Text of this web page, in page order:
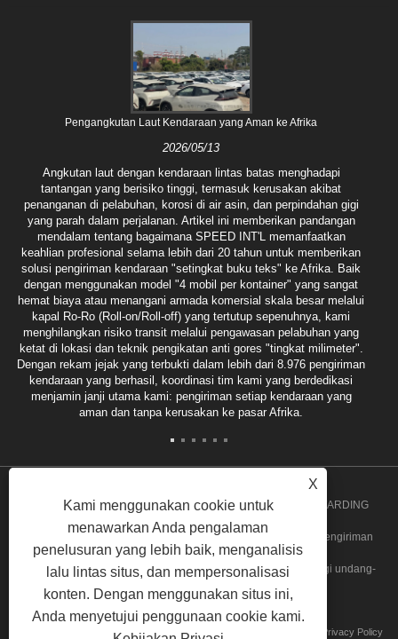
Pengangkutan Laut Kendaraan yang Aman ke Afrika
2026/05/13
Angkutan laut dengan kendaraan lintas batas menghadapi
tantangan yang berisiko tinggi, termasuk kerusakan akibat
penanganan di pelabuhan, korosi di air asin, dan perpindahan gigi
yang parah dalam perjalanan. Artikel ini memberikan pandangan
mendalam tentang bagaimana SPEED INT'L memanfaatkan
keahlian profesional selama lebih dari 20 tahun untuk memberikan
solusi pengiriman kendaraan "setingkat buku teks" ke Afrika. Baik
dengan menggunakan model "4 mobil per kontainer" yang sangat
hemat biaya atau menangani armada komersial skala besar melalui
kapal Ro-Ro (Roll-on/Roll-off) yang tertutup sepenuhnya, kami
menghilangkan risiko transit melalui pengawasan pelabuhan yang
ketat di lokasi dan teknik pengikatan anti gores "tingkat milimeter".
Dengan rekam jejak yang terbukti dalam lebih dari 8.976 pengiriman
kendaraan yang berhasil, koordinasi tim kami yang berdedikasi
menjamin janji utama kami: pengiriman setiap kendaraan yang
aman dan tanpa kerusakan ke pasar Afrika.
Hak Cipta 2020 GUANGZHOU SPEED INT'L FREIGHT FORWARDING
CO.,LTD. - Angola Groupage, Layanan Door to Door Angola, Pengiriman
Massal Break, Layanan Groupage Ghana Semua hak dilindungi undang-
undang
Tautan Sitemap Privacy Policy
X
Kami menggunakan cookie untuk
menawarkan Anda pengalaman
penelusuran yang lebih baik, menganalisis
lalu lintas situs, dan mempersonalisasi
konten. Dengan menggunakan situs ini,
Anda menyetujui penggunaan cookie kami.